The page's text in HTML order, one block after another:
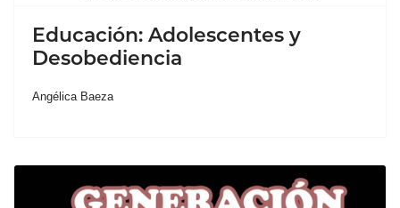
Educación: Adolescentes y
Desobediencia
Angélica Baeza